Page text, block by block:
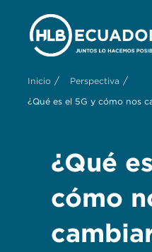
Inicio / Perspectiva /
¿Qué es el 5G y cómo nos
¿Qué
cómo